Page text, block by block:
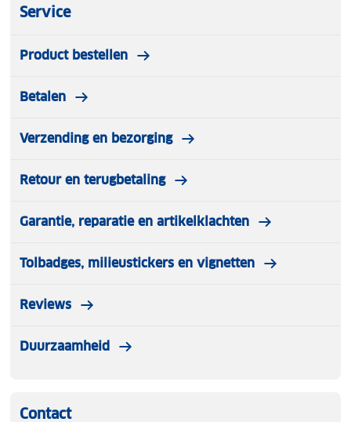
Service
Product bestellen
Betalen
Verzending en bezorging
Retour en terugbetaling
Garantie, reparatie en artikelklachten
Tolbadges, milieustickers en vignetten
Reviews
Duurzaamheid
Contact